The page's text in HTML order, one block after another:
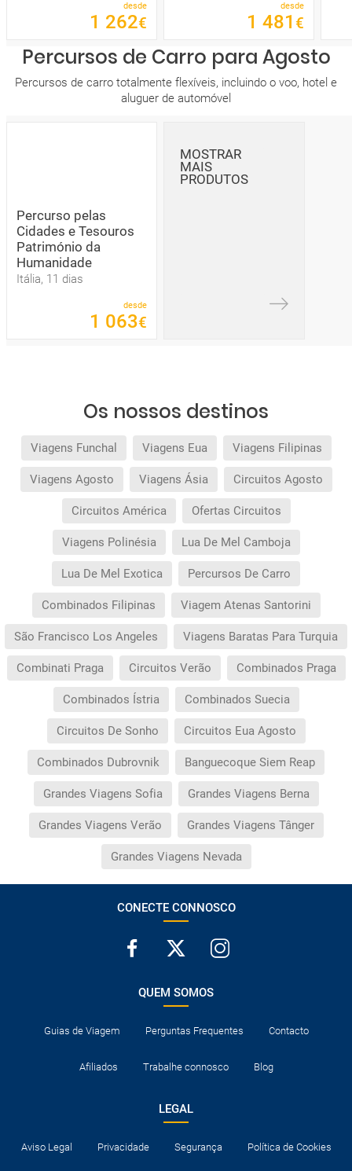
desde
1 262€
desde
1 481 €
Percursos de Carro para Agosto
Percursos de carro totalmente flexíveis, incluindo o voo, hotel e
aluguer de automóvel
Percurso pelas
Cidades e Tesouros
Património da
Humanidade
Itália, 11 dias
desde
1 063€
MOSTRAR
MAIS
PRODUTOS
Os nossos destinos
Viagens Funchal Viagens Eua Viagens Filipinas
Viagens Agosto Viagens Ásia Circuitos Agosto
Circuitos América Ofertas Circuitos
Viagens Polinésia Lua De Mel Camboja
Lua De Mel Exotica Percursos De Carro
Combinados Filipinas Viagem Atenas Santorini
São Francisco Los Angeles Viagens Baratas Para Turquia
Combinati Praga Circuitos Verão Combinados Praga
Combinados Ístria Combinados Suecia
Circuitos De Sonho Circuitos Eua Agosto
Combinados Dubrovnik Banguecoque Siem Reap
Grandes Viagens Sofia Grandes Viagens Berna
Grandes Viagens Verão Grandes Viagens Tânger
Grandes Viagens Nevada
CONECTE CONNOSCO
QUEM SOMOS
Guias de Viagem Perguntas Frequentes Contacto
Afiliados Trabalhe connosco Blog
LEGAL
Aviso Legal Privacidade Segurança Política de Cookies